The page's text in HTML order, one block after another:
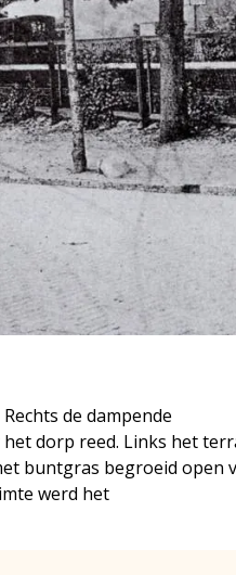
de dampende
dorp reed. Links het
buntgras begroeid open
werd het